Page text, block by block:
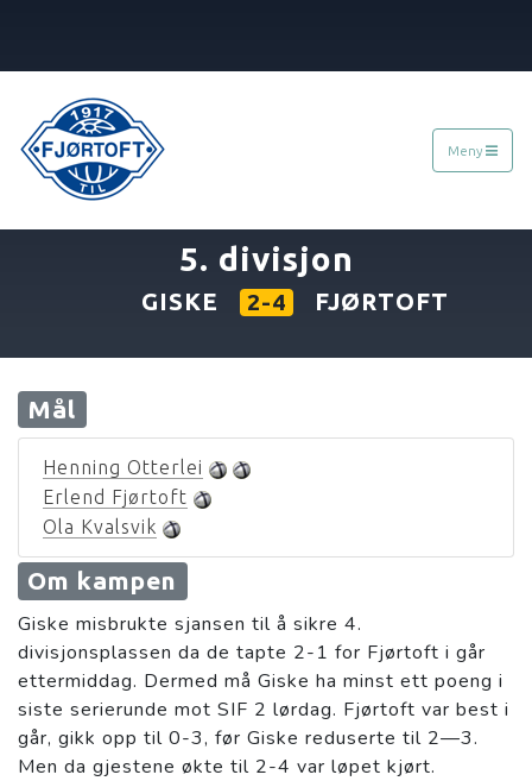
Meny
5. divisjon
GISKE 2-4 FJØRTOFT
Mål
Henning Otterlei
Erlend Fjørtoft
Ola Kvalsvik
Om kampen
Giske misbrukte sjansen til å sikre 4.
divisjonsplassen da de tapte 2-1 for Fjørtoft i går
ettermiddag. Dermed må Giske ha minst ett poeng i
siste serierunde mot SIF 2 lørdag. Fjørtoft var best i
går, gikk opp til 0-3, før Giske reduserte til 2—3.
Men da gjestene økte til 2-4 var løpet kjørt.